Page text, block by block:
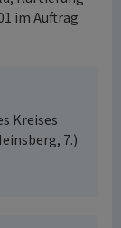
im Auftrag
Kreises
7.)